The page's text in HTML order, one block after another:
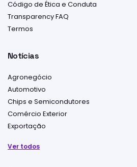
Código de Ética e Conduta
Transparency FAQ
Termos
Notícias
Agronegócio
Automotivo
Chips e Semicondutores
Comércio Exterior
Exportação
Ver todos